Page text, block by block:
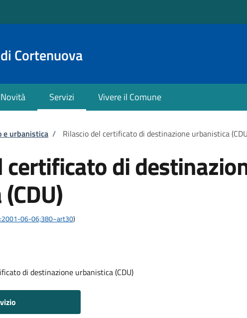
Cortenuova
Novità Servizi Vivere il Comune
e urbanistica / Rilascio del certificato di destinazione urbanistica
certificato di
06-06;380~art30)
di destinazione urbanistica (CDU)